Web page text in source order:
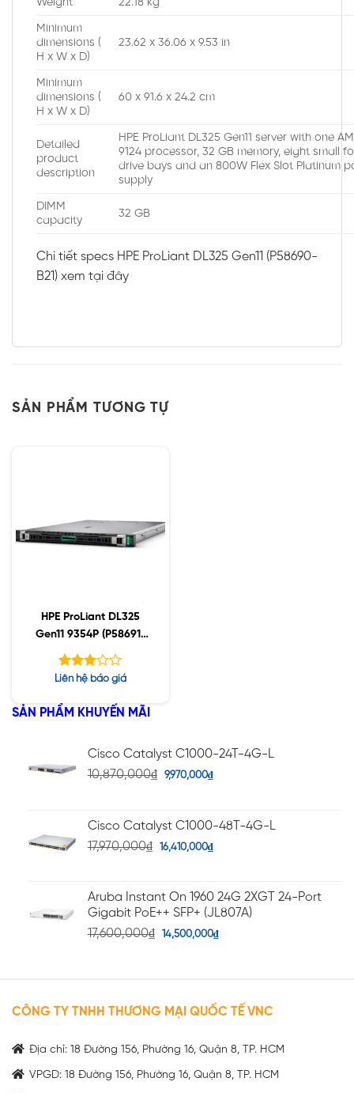
Weight 22.18 kg
Minimum
dimensions (
H x W x D)
23.62 x 36.06 x 9.53 in
Minimum
dimensions (
H x W x D)
60 x 91.6 x 24.2 cm
Detailed
product
description
HPE ProLiant DL325 Gen11 server with one
9124 processor, 32 GB memory, eight small
drive bays and an 800W Flex Slot Platinum
supply
DIMM
capacity
32 GB
Chi tiết specs HPE ProLiant DL325 Gen11 (P58690-
B21) xem tại đây
SẢN PHẨM TƯƠNG TỰ
HPE ProLiant DL325
Gen11 9354P (P58691-
B21)
Được
hạng
2.965
Liên hệ báo giá
SẢN PHẨM KHUYẾN MÃI
Cisco Catalyst C1000-24T-4G-L
10,870,000₫ 9,970,000₫
Cisco Catalyst C1000-48T-4G-L
17,970,000₫ 16,410,000₫
Aruba Instant On 1960 24G 2XGT 24-Port
Gigabit PoE++ SFP+ (JL807A)
17,600,000₫ 14,500,000₫
CÔNG TY TNHH THƯƠNG MẠI QUỐC TẾ VNC
Địa chỉ: 18 Đường 156, Phường 16, Quận 8, TP. HCM
VPGD: 18 Đường 156, Phường 16, Quận 8, TP. HCM